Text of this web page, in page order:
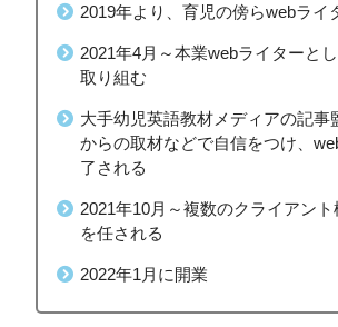
2019年より、育児の傍らwebライ
2021年4月～本業webライターと
取り組む
大手幼児英語教材メディアの記事
からの取材などで自信をつけ、
了される
2021年10月～複数のクライアン
を任される
2022年1月に開業